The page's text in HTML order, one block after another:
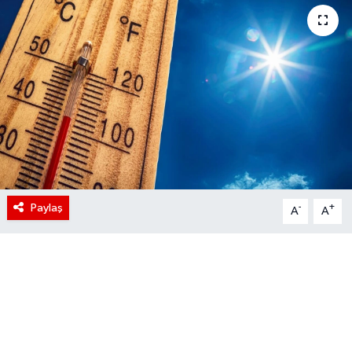
Paylaş A- A+